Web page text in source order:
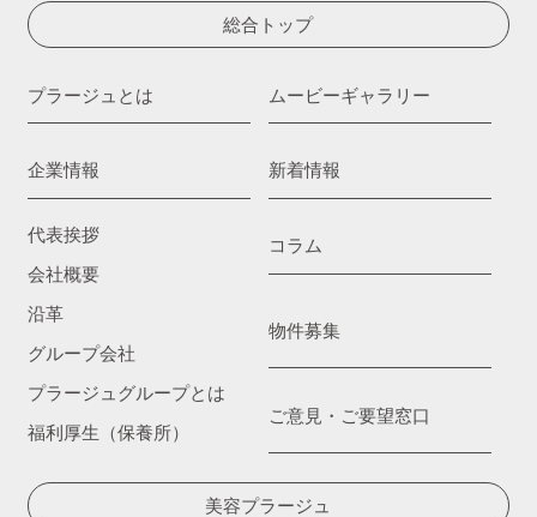
総合トップ
プラージュとは
企業情報
代表挨拶
会社概要
沿革
グループ会社
プラージュグループとは
福利厚生（保養所）
ムービーギャラリー
新着情報
コラム
物件募集
ご意見・ご要望窓口
美容プラージュ